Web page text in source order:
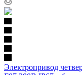
Электропривод